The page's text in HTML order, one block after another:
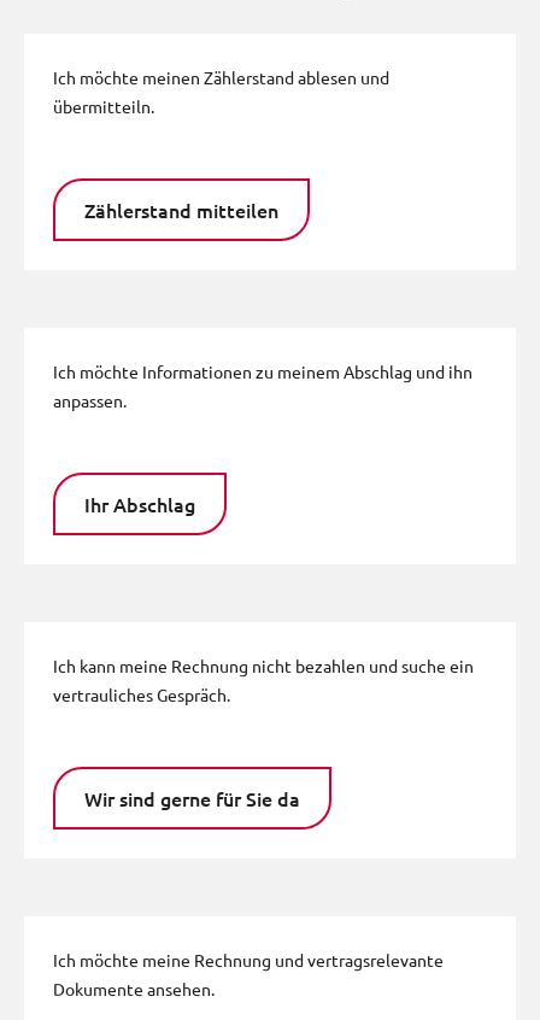
Ich möchte meinen Zählerstand ablesen und
übermitteiln.
Zählerstand mitteilen
Ich möchte Informationen zu meinem Abschlag und ihn
anpassen.
Ihr Abschlag
Ich kann meine Rechnung nicht bezahlen und suche ein
vertrauliches Gespräch.
Wir sind gerne für Sie da
Ich möchte meine Rechnung und vertragsrelevante
Dokumente ansehen.